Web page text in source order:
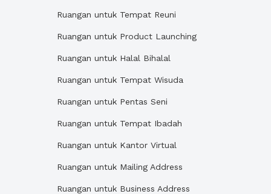
Ruangan untuk Tempat Reuni
Ruangan untuk Product Launching
Ruangan untuk Halal Bihalal
Ruangan untuk Tempat Wisuda
Ruangan untuk Pentas Seni
Ruangan untuk Tempat Ibadah
Ruangan untuk Kantor Virtual
Ruangan untuk Mailing Address
Ruangan untuk Business Address